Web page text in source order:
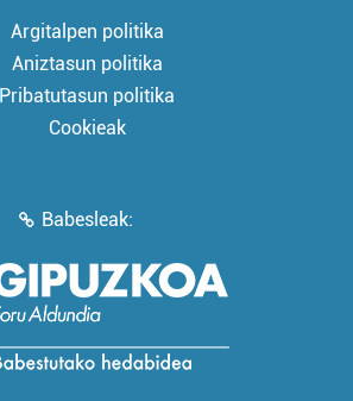
Argitalpen politika
Aniztasun politika
Pribatutasun politika
Cookieak
Babesleak: